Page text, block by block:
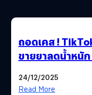
ถอดเคส !
ขายยาลดน้ำหนั
24/12/2025
Read More